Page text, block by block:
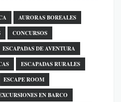
AURORAS BOREALES
CONCURSOS
ESCAPADAS DE AVENTURA
ESCAPADAS RURALES
ESCAPE ROOM
EN BARCO